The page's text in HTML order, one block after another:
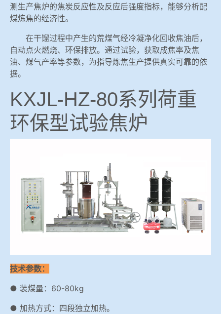
测生产焦炉的焦炭反应性及反应后强度指标，能够分析配
煤炼焦的经济性。
在干馏过程中产生的荒煤气经冷凝净化回收焦油后，
自动点火燃烧、环保排放。通过试验，获取成焦率及焦
油、煤气产率等参数，为指导炼焦生产提供真实可靠的依
据。
KXJL-HZ-80系列荷重
环保型试验焦炉
技术参数：
● 装煤量：60-80kg
● 加热方式：四段独立加热。